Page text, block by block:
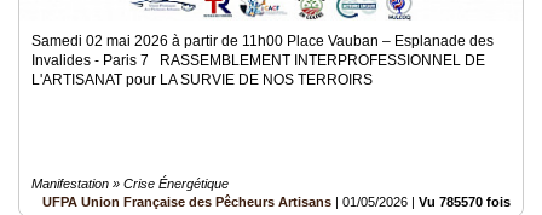
Samedi 02 mai 2026 à partir de 11h00 Place Vauban – Esplanade des
Invalides - Paris 7 RASSEMBLEMENT INTERPROFESSIONNEL DE
L'ARTISANAT pour LA SURVIE DE NOS TERROIRS
Manifestation » Crise Énergétique
UFPA Union Française des Pêcheurs Artisans | 01/05/2026 | Vu 785570 fois